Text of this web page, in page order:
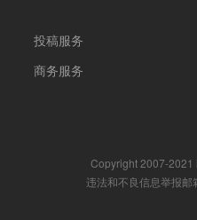
投稿服务
商务服务
Copyright 2007-2021
违法和不良信息举报